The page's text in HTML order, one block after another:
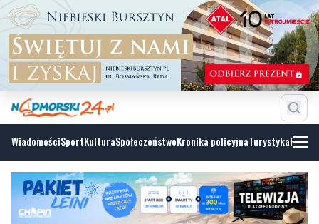
WiadomościSportKulturaSpołeczeństwoKronika policyjnaTurystyka